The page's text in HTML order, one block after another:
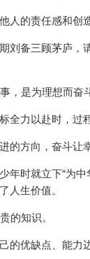
人的责任感和创
刘备三顾茅庐，
，是为理想而奋
全力以赴时，过
的方向，奋斗让
年时就立下“为
人生价值。
的知识。
的优缺点、能力